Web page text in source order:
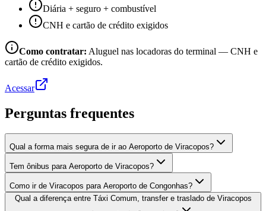
Diária + seguro + combustível
CNH e cartão de crédito exigidos
Como contratar: Aluguel nas locadoras do terminal — CNH e
cartão de crédito exigidos.
Acessar
Perguntas frequentes
Qual a forma mais segura de ir ao Aeroporto de Viracopos?
Tem ônibus para Aeroporto de Viracopos?
Como ir de Viracopos para Aeroporto de Congonhas?
Qual a diferença entre Táxi Comum, transfer e traslado de Viracopos